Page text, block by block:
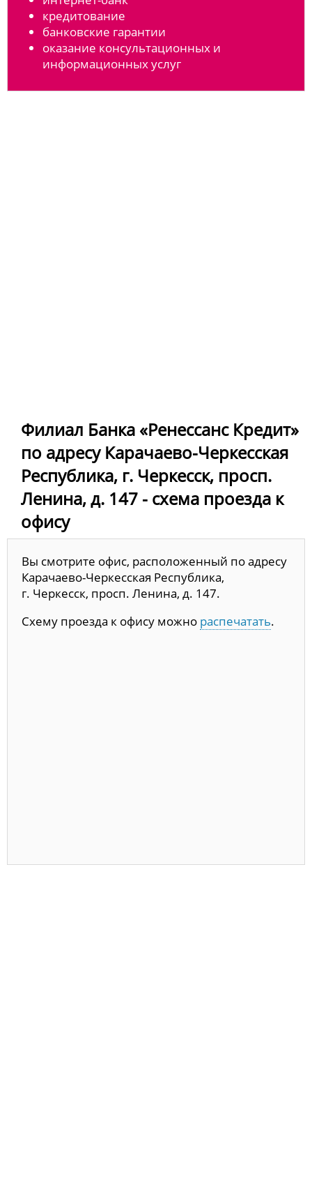
кредитование
банковские гарантии
оказание консультационных и
информационных услуг
Филиал Банка «Ренессанс Кредит»
по адресу Карачаево-Черкесская
Республика, г. Черкесск, просп.
Ленина, д. 147 - схема проезда к
офису
Вы смотрите офис, расположенный по адресу
Карачаево-Черкесская Республика,
г. Черкесск, просп. Ленина, д. 147.
Схему проезда к офису можно распечатать.